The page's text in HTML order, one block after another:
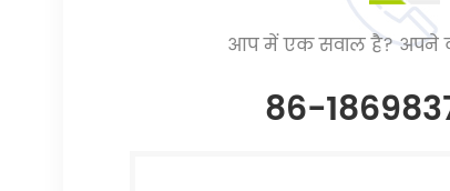
आप में एक सवाल है? अपने
86-